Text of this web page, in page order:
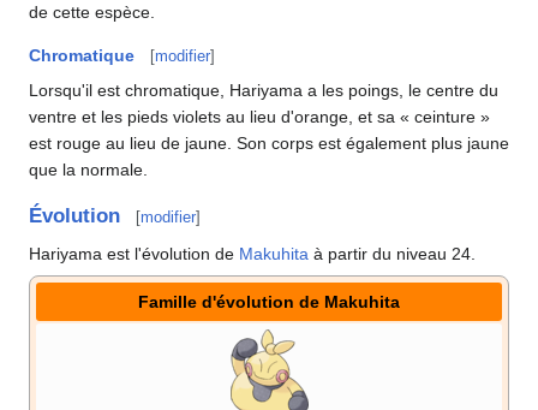
de cette espèce.
Chromatique [modifier]
Lorsqu'il est chromatique, Hariyama a les poings, le centre du
ventre et les pieds violets au lieu d'orange, et sa « ceinture »
est rouge au lieu de jaune. Son corps est également plus jaune
que la normale.
Évolution [modifier]
Hariyama est l'évolution de Makuhita à partir du niveau 24.
Famille d'évolution de Makuhita